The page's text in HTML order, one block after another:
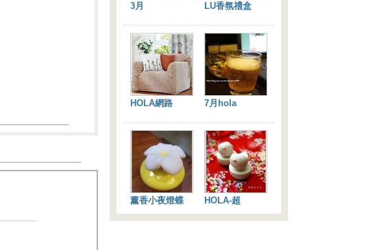
3月 LU香氛禮盒
HOLA網路 7月hola
薰香小夜燈蝶 HOLA-超